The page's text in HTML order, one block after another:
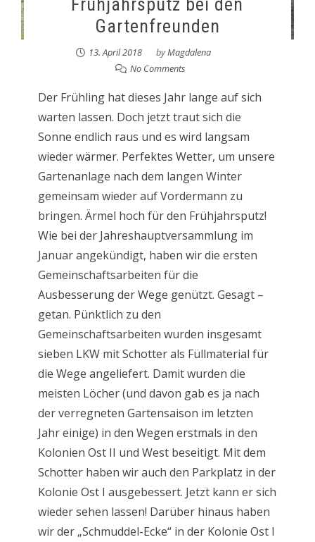
Gartenfreunden
13. April 2018 byMagdalena
No Comments
Der Frühling hat dieses Jahr lange auf sich
warten lassen. Doch jetzt traut sich die
Sonne endlich raus und es wird langsam
wieder wärmer. Perfektes Wetter, um unsere
Gartenanlage nach dem langen Winter
gemeinsam wieder auf Vordermann zu
bringen. Ärmel hoch für den Frühjahrsputz!
Wie bei der Jahreshauptversammlung im
Januar angekündigt, haben wir die ersten
Gemeinschaftsarbeiten für die
Ausbesserung der Wege genützt. Gesagt –
getan. Pünktlich zu den
Gemeinschaftsarbeiten wurden insgesamt
sieben LKW mit Schotter als Füllmaterial für
die Wege angeliefert. Damit wurden die
meisten Löcher (und davon gab es ja nach
der verregneten Gartensaison im letzten
Jahr einige) in den Wegen erstmals in den
Kolonien Ost II und West beseitigt. Mit dem
Schotter haben wir auch den Parkplatz in der
Kolonie Ost I ausgebessert. Jetzt kann er sich
wieder sehen lassen! Darüber hinaus haben
wir der „Schmuddel-Ecke“ in der Kolonie Ost I